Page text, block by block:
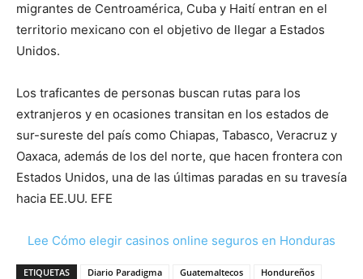
migrantes de Centroamérica, Cuba y Haití entran en el
territorio mexicano con el objetivo de llegar a Estados
Unidos.
Los traficantes de personas buscan rutas para los
extranjeros y en ocasiones transitan en los estados de
sur-sureste del país como Chiapas, Tabasco, Veracruz y
Oaxaca, además de los del norte, que hacen frontera con
Estados Unidos, una de las últimas paradas en su travesía
hacia EE.UU. EFE
Lee Cómo elegir casinos online seguros en Honduras
ETIQUETAS Diario Paradigma Guatemaltecos
Hondureños